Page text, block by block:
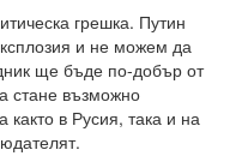
грешка. Путин
и не можем да
ще бъде по-добър от
стане възможно
в Русия, така и на